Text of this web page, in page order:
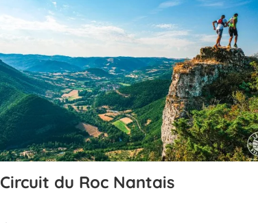
Circuit du Roc Nantais